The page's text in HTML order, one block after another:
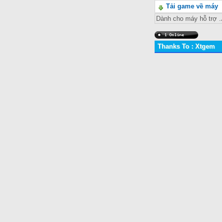
Tải game về máy
Dành cho máy hỗ trợ
Thanks To : Xtgem